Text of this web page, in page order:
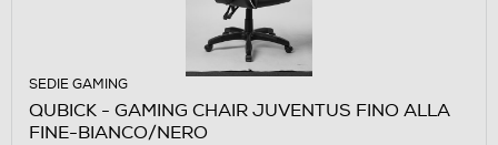
SEDIE GAMING
QUBICK - GAMING CHAIR JUVENTUS FINO ALLA
FINE-BIANCO/NERO